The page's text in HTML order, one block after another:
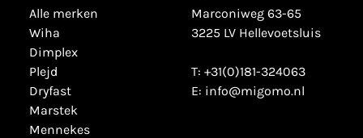
alle merken
wiha
dimplex
plejd
dryfast
marstek
mennekes
Marconiweg 63-65
3225 LV Hellevoetsluis
T: +31(0)181-324063
E: info@migomo.nl